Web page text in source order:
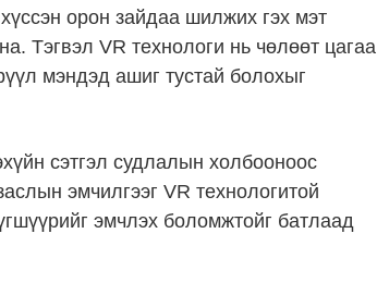
орон зайдаа шилжих гэх мэт
Тэгвэл VR технологи нь чөлөөт цагаа
мэндэд ашиг тустай болохыг
сэтгэл судлалын холбооноос
эмчилгээг VR технологитой
эмчлэх боломжтойг батлаад